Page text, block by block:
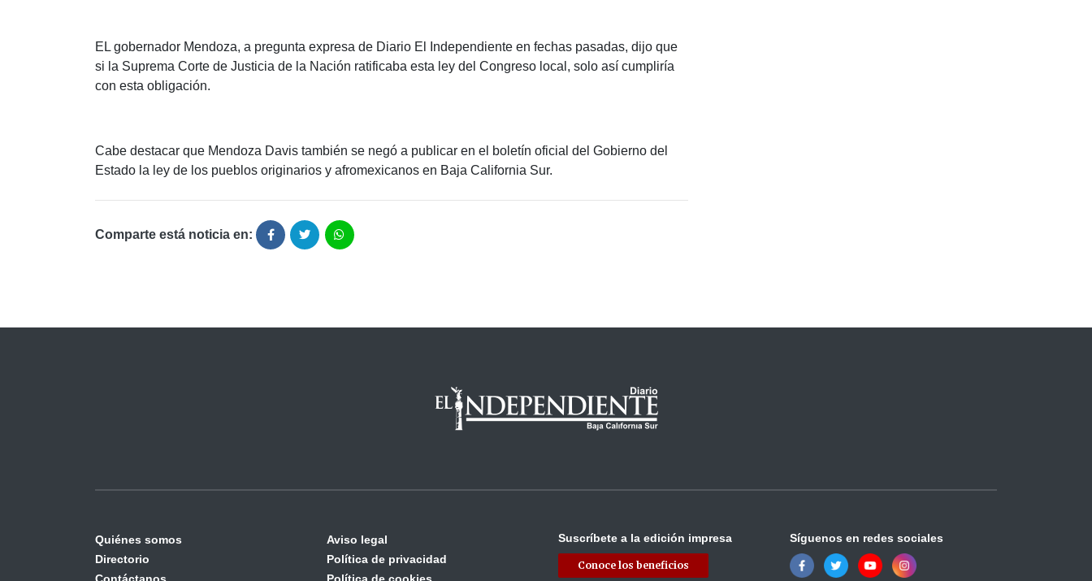
EL gobernador Mendoza, a pregunta expresa de Diario El Independiente en fechas pasadas, dijo que
si la Suprema Corte de Justicia de la Nación ratificaba esta ley del Congreso local, solo así cumpliría
con esta obligación.
Cabe destacar que Mendoza Davis también se negó a publicar en el boletín oficial del Gobierno del
Estado la ley de los pueblos originarios y afromexicanos en Baja California Sur.
Comparte está noticia en:
Quiénes somos
Directorio
Aviso legal
Política de privacidad
Suscríbete a la edición impresa
Conoce los beneficios
Síguenos en redes sociales